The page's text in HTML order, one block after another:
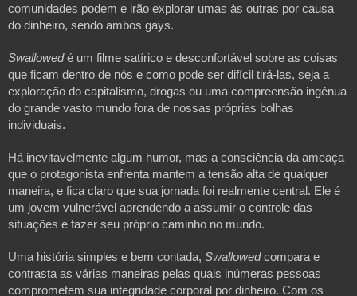
comunidades podem e irão explorar umas às outras por causa
do dinheiro, sendo ambos gays.
Swallowed é um filme satírico e desconfortável sobre as coisas
que ficam dentro de nós e como pode ser difícil tirá-las, seja a
exploração do capitalismo, drogas ou uma compreensão ingênua
do grande vasto mundo fora de nossas próprias bolhas
individuais.
Há inevitavelmente algum humor, mas a consciência da ameaça
que o protagonista enfrenta mantem a tensão alta de qualquer
maneira, e fica claro que sua jornada foi realmente central. Ele é
um jovem vulnerável aprendendo a assumir o controle das
situações e fazer seu próprio caminho no mundo.
Uma história simples e bem contada, Swallowed compara e
contrasta as várias maneiras pelas quais inúmeras pessoas
comprometem sua integridade corporal por dinheiro. Com os